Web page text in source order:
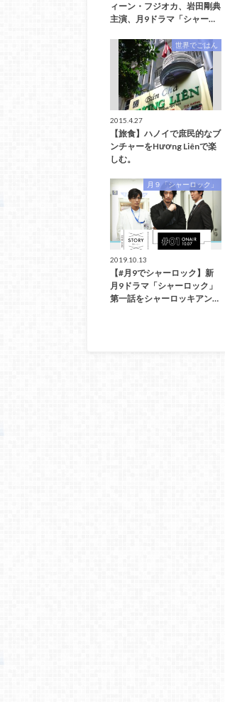
ィーン・フジオカ、岩田剛典
主演、月9ドラマ「シャー…
世界でごはん
2015.4.27
【旅食】ハノイで庶民的なブ
ンチャーをHương Liênで楽
しむ。
月９「シャーロック」
2019.10.13
【#月9でシャーロック】新
月9ドラマ「シャーロック」
第一話をシャーロッキアン…